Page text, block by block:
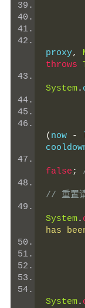
proxy,
throws
System.
( now -
false ;
// 重置
System.
has
System.